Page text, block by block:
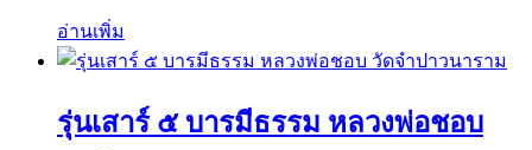
อ่านเพิ่ม
รุ่นเสาร์ ๕ บารมีธรรม หลวงพ่อชอบ